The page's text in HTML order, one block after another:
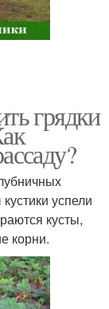
грядки
успели
кусты,
корни.